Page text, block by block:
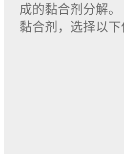
成的黏合剂分解
黏合剂，选择以下